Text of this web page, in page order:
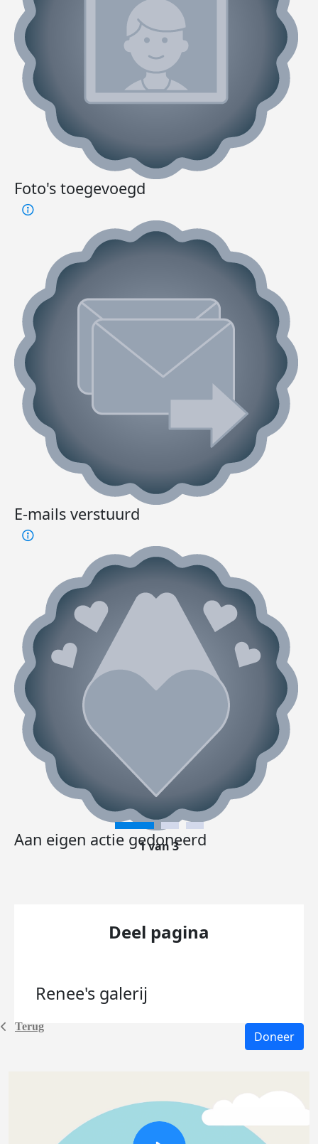
Terug
Foto's toegevoegd
E-mails verstuurd
Aan eigen actie gedoneerd
1 van 3
Deel pagina
Renee's galerij
Doneer